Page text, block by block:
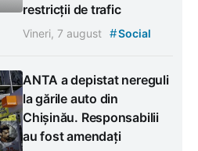
restricții de trafic
Vineri, 7 august #Social
ANTA a depistat nereguli
la gările auto din
Chișinău. Responsabilii
au fost amendați